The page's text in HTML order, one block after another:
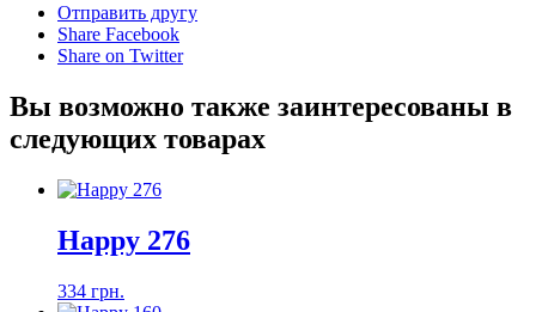
Отправить другу
Share Facebook
Share on Twitter
Вы возможно также заинтересованы в
следующих товарах
Happy 276
334 грн.